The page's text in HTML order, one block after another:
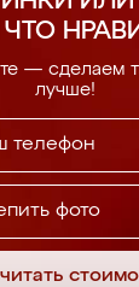
ЧТО
— сделаем
лучше!
фото